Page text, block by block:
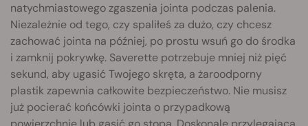
natychmiastowego zgaszenia jointa podczas palenia.
Niezależnie od tego, czy spaliłeś za dużo, czy chcesz
zachować jointa na później, po prostu wsuń go do środka
i zamknij pokrywkę. Saverette potrzebuje mniej niż pięć
sekund, aby ugasić Twojego skręta, a żaroodporny
plastik zapewnia całkowite bezpieczeństwo. Nie musisz
już pocierać końcówki jointa o przypadkową